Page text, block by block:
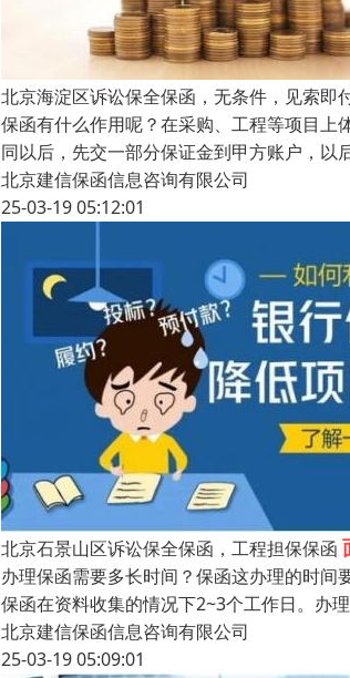
北京海淀区诉讼保全保函，无条件，见索即
保函有什么作用呢？在采购、工程等项目上
同以后，先交一部分保证金到甲方账户，
北京建信保函信息咨询有限公司
25-03-19 05:12:01
北京石景山区诉讼保全保函，工程担保保函
办理保函需要多长时间？保函这办理的时
保函在资料收集的情况下2~3个工作日。办
北京建信保函信息咨询有限公司
25-03-19 05:09:01